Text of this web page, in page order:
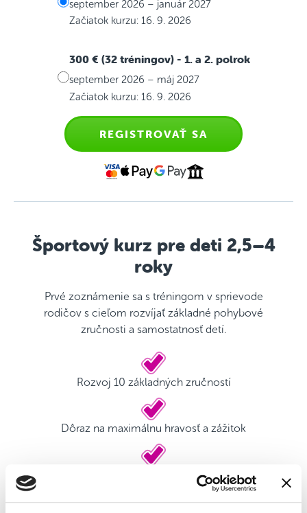
september 2026 – január 2027
Začiatok kurzu: 16. 9. 2026
300 € (32 tréningov) - 1. a 2. polrok
september 2026 – máj 2027
Začiatok kurzu: 16. 9. 2026
REGISTROVAŤ SA
Športový kurz pre deti 2,5–4
roky
Prvé zoznámenie sa s tréningom v sprievode
rodičov s cieľom rozvíjať základné pohybové
zručnosti a samostatnosť detí.
Rozvoj 10 základných zručností
Dôraz na maximálnu hravosť a zážitok
Kvalifikovaný tréner